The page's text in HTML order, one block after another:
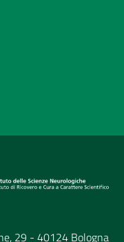
29 - 40124 Bologna